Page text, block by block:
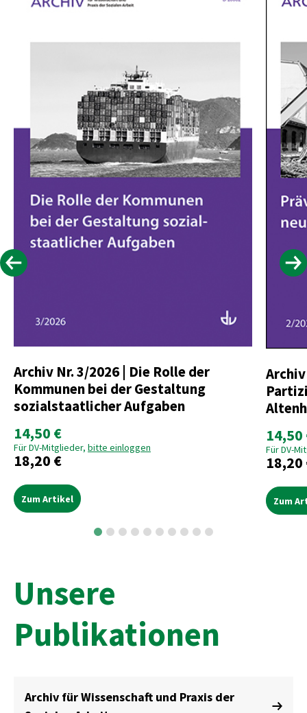
Archiv Nr. 3/2026 | Die Rolle der
Kommunen bei der Gestaltung
sozialstaatlicher Aufgaben
14,50 €
Für DV-Mitglieder, bitte einloggen
18,20 €
Zum Artikel
14,50
Für DV-
18,20
Zum
Unsere
Publikationen
Archiv für Wissenschaft und Praxis der